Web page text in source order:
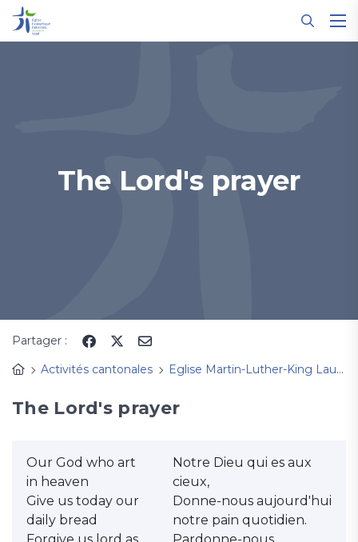
The Lord's prayer
Partager :
Activités cantonales
Eglise Martin-Luther-King Lausanne
The Lord's prayer
Our God who art
in heaven
Give us today our
daily bread
Notre Dieu qui es aux
cieux,
Donne-nous aujourd'hui
notre pain quotidien.
Panneau de gestion des cookies